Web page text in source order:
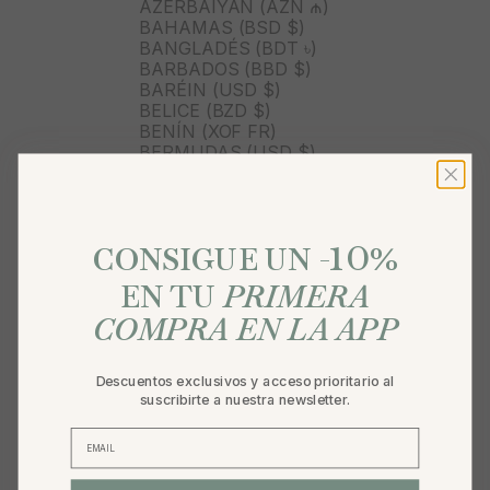
AZERBAIYÁN (AZN ₼)
BAHAMAS (BSD $)
BANGLADÉS (BDT ৳)
BARBADOS (BBD $)
BARÉIN (USD $)
BELICE (BZD $)
BENÍN (XOF FR)
BERMUDAS (USD $)
BRASIL (BRL R$)
BRUNÉI (BND $)
BULGARIA (EUR €)
BURKINA FASO (XOF FR)
BURUNDI (BIF FR)
BÉLGICA (EUR €)
CABO VERDE (CVE $)
CAMBOYA (KHR ៛)
CANADÁ (CAD $)
CARIBE NEERLANDÉS (USD
CONSIGUE UN -10%
EN TUPRIMERA
COMPRA EN LA APP
Descuentos exclusivos y acceso prioritario al
suscribirte a nuestra newsletter.